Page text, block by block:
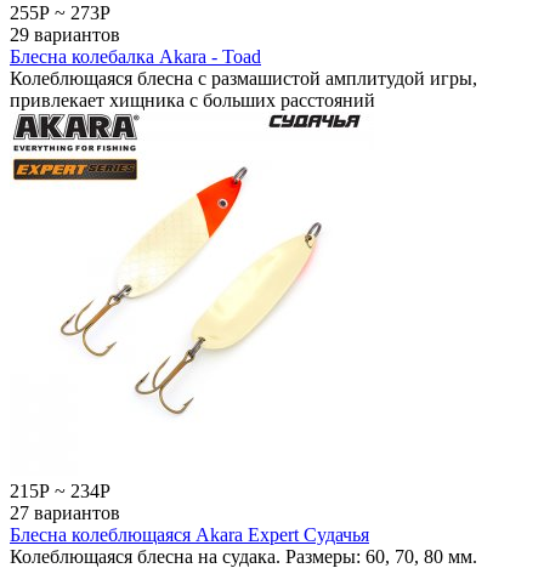
255Р ~ 273Р
29 вариантов
Блесна колебалка Akara - Toad
Колеблющаяся блесна с размашистой амплитудой игры,
привлекает хищника с больших расстояний
215Р ~ 234Р
27 вариантов
Блесна колеблющаяся Akara Expert Судачья
Колеблющаяся блесна на судака. Размеры: 60, 70, 80 мм.